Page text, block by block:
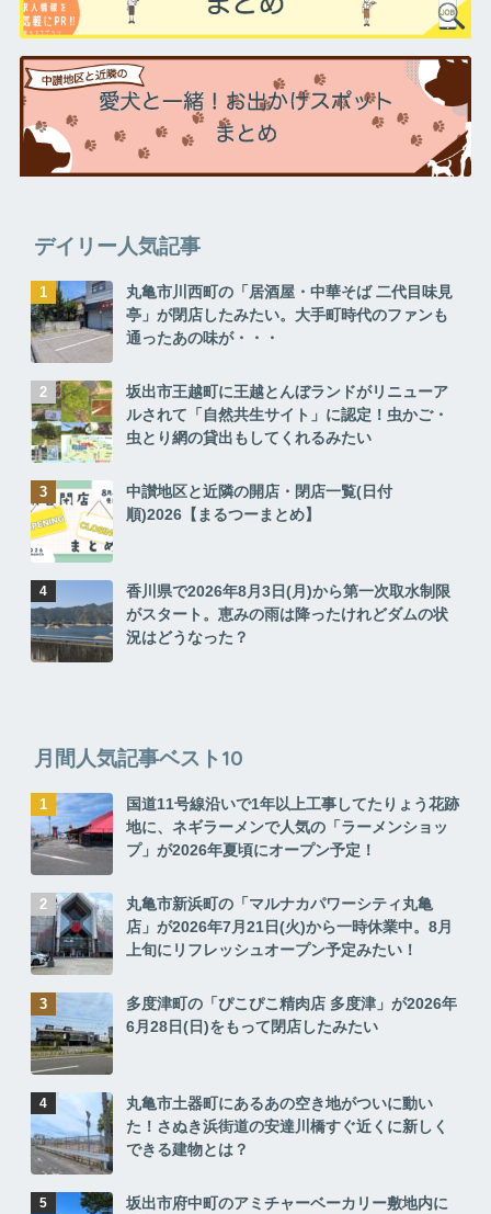
デイリー人気記事
丸亀市川西町の「居酒屋・中華そば 二代目味見
亭」が閉店したみたい。大手町時代のファンも
通ったあの味が・・・
坂出市王越町に王越とんぼランドがリニューア
ルされて「自然共生サイト」に認定！虫かご・
虫とり網の貸出もしてくれるみたい
中讃地区と近隣の開店・閉店一覧(日付
順)2026【まるつーまとめ】
香川県で2026年8月3日(月)から第一次取水制限
がスタート。恵みの雨は降ったけれどダムの状
況はどうなった？
月間人気記事ベスト10
国道11号線沿いで1年以上工事してたりょう花跡
地に、ネギラーメンで人気の「ラーメンショッ
プ」が2026年夏頃にオープン予定！
丸亀市新浜町の「マルナカパワーシティ丸亀
店」が2026年7月21日(火)から一時休業中。8月
上旬にリフレッシュオープン予定みたい！
多度津町の「ぴこぴこ精肉店 多度津」が2026年
6月28日(日)をもって閉店したみたい
丸亀市土器町にあるあの空き地がついに動い
た！さぬき浜街道の安達川橋すぐ近くに新しく
できる建物とは？
坂出市府中町のアミチャーベーカリー敷地内に